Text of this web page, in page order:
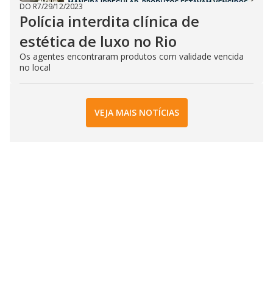
DO R7/29/12/2023
Polícia interdita clínica de
estética de luxo no Rio
Os agentes encontraram produtos com validade vencida
no local
VEJA MAIS NOTÍCIAS